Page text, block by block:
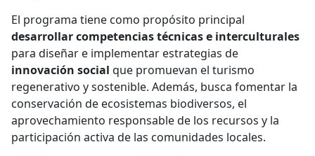
El programa tiene como propósito principal
desarrollar competencias técnicas e interculturales
para diseñar e implementar estrategias de
innovación social que promuevan el turismo
regenerativo y sostenible. Además, busca fomentar la
conservación de ecosistemas biodiversos, el
aprovechamiento responsable de los recursos y la
participación activa de las comunidades locales.